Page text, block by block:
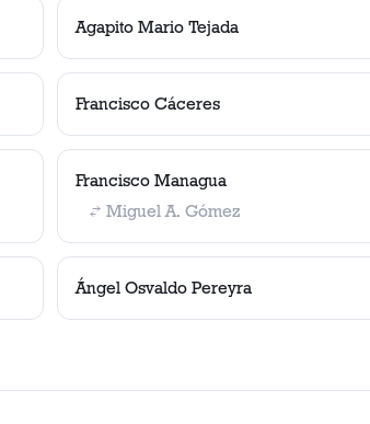
Agapito Mario Tejada
Francisco Cáceres
Francisco Managua
Miguel A. Gómez
Ángel Osvaldo Pereyra